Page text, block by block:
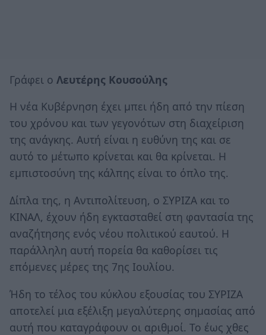
Γράφει ο Λευτέρης Κουσούλης
Η νέα Κυβέρνηση έχει μπει ήδη από την πίεση
του χρόνου και των γεγονότων στη διαχείριση
της ανάγκης. Αυτή είναι η ευθύνη της και σε
αυτό το μέτωπο κρίνεται και θα κρίνεται. Η
εμπιστοσύνη της κάλπης είναι το όπλο της.
Δίπλα της, η Αντιπολίτευση, ο ΣΥΡΙΖΑ και το
ΚΙΝΑΛ, έχουν ήδη εγκτασταθεί στη φαντασία της
αναζήτησης ενός νέου πολιτικού εαυτού. Η
παράλληλη αυτή πορεία θα καθορίσει τις
επόμενες μέρες της 7ης Ιουλίου.
Ήδη το τέλος του κύκλου εξουσίας του ΣΥΡΙΖΑ
αποτελεί μια εξέλιξη μεγαλύτερης σημασίας από
αυτή που καταγράφουν οι αριθμοί. Το έως χθες